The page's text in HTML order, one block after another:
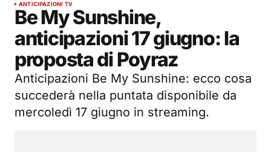
ANTICIPAZIONI TV
Be My Sunshine,
anticipazioni 17 giugno: la
proposta di Poyraz
Anticipazioni Be My Sunshine: ecco cosa
succederà nella puntata disponibile da
mercoledì 17 giugno in streaming.